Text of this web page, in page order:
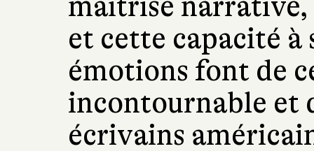
et cette capacité à
émotions font de
incontournable et
écrivains